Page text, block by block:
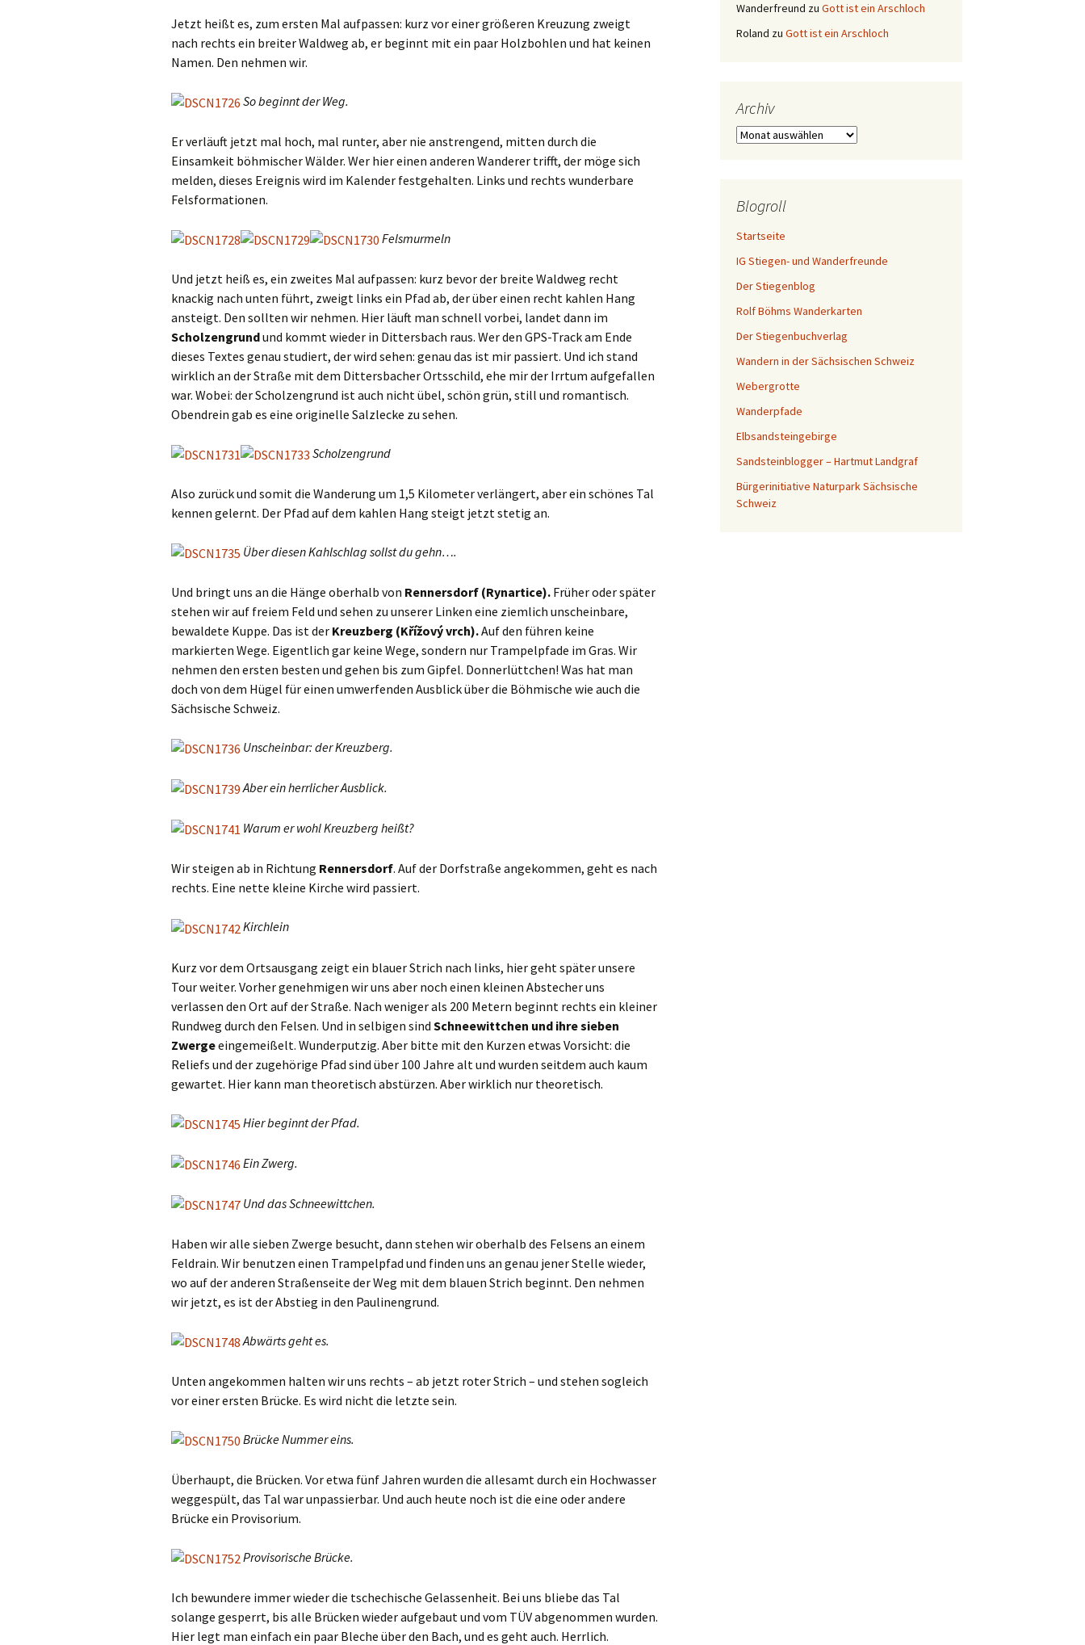
Jetzt heißt es, zum ersten Mal aufpassen: kurz vor einer größeren Kreuzung zweigt
nach rechts ein breiter Waldweg ab, er beginnt mit ein paar Holzbohlen und hat keinen
Namen. Den nehmen wir.
So beginnt der Weg.
Er verläuft jetzt mal hoch, mal runter, aber nie anstrengend, mitten durch die
Einsamkeit böhmischer Wälder. Wer hier einen anderen Wanderer trifft, der möge sich
melden, dieses Ereignis wird im Kalender festgehalten. Links und rechts wunderbare
Felsformationen.
Felsmurmeln
Und jetzt heiß es, ein zweites Mal aufpassen: kurz bevor der breite Waldweg recht
knackig nach unten führt, zweigt links ein Pfad ab, der über einen recht kahlen Hang
ansteigt. Den sollten wir nehmen. Hier läuft man schnell vorbei, landet dann im
Scholzengrundund kommt wieder in Dittersbach raus. Wer den GPS-Track am Ende
dieses Textes genau studiert, der wird sehen: genau das ist mir passiert. Und ich stand
wirklich an der Straße mit dem Dittersbacher Ortsschild, ehe mir der Irrtum aufgefallen
war. Wobei: der Scholzengrund ist auch nicht übel, schön grün, still und romantisch.
Obendrein gab es eine originelle Salzlecke zu sehen.
Scholzengrund
Also zurück und somit die Wanderung um 1,5 Kilometer verlängert, aber ein schönes Tal
kennen gelernt. Der Pfad auf dem kahlen Hang steigt jetzt stetig an.
Über diesen Kahlschlag sollst du gehn….
Und bringt uns an die Hänge oberhalb von Rennersdorf (Rynartice). Früher oder später
stehen wir auf freiem Feld und sehen zu unserer Linken eine ziemlich unscheinbare,
bewaldete Kuppe. Das ist der Kreuzberg (Křížový vrch).Auf den führen keine
markierten Wege. Eigentlich gar keine Wege, sondern nur Trampelpfade im Gras. Wir
nehmen den ersten besten und gehen bis zum Gipfel. Donnerlüttchen! Was hat man
doch von dem Hügel für einen umwerfenden Ausblick über die Böhmische wie auch die
Sächsische Schweiz.
Unscheinbar: der Kreuzberg.
Aber ein herrlicher Ausblick.
Warum er wohl Kreuzberg heißt?
Wir steigen ab in Richtung Rennersdorf. Auf der Dorfstraße angekommen, geht es nach
rechts. Eine nette kleine Kirche wird passiert.
Kirchlein
Kurz vor dem Ortsausgang zeigt ein blauer Strich nach links, hier geht später unsere
Tour weiter. Vorher genehmigen wir uns aber noch einen kleinen Abstecher uns
verlassen den Ort auf der Straße. Nach weniger als 200 Metern beginnt rechts ein kleiner
Rundweg durch den Felsen. Und in selbigen sind Schneewittchen und ihre sieben
Zwergeeingemeißelt. Wunderputzig. Aber bitte mit den Kurzen etwas Vorsicht: die
Reliefs und der zugehörige Pfad sind über 100 Jahre alt und wurden seitdem auch kaum
gewartet. Hier kann man theoretisch abstürzen. Aber wirklich nur theoretisch.
Hier beginnt der Pfad.
Ein Zwerg.
Und das Schneewittchen.
Haben wir alle sieben Zwerge besucht, dann stehen wir oberhalb des Felsens an einem
Feldrain. Wir benutzen einen Trampelpfad und finden uns an genau jener Stelle wieder,
wo auf der anderen Straßenseite der Weg mit dem blauen Strich beginnt. Den nehmen
wir jetzt, es ist der Abstieg in den Paulinengrund.
Abwärts geht es.
Unten angekommen halten wir uns rechts – ab jetzt roter Strich – und stehen sogleich
vor einer ersten Brücke. Es wird nicht die letzte sein.
Brücke Nummer eins.
Überhaupt, die Brücken. Vor etwa fünf Jahren wurden die allesamt durch ein Hochwasser
weggespült, das Tal war unpassierbar. Und auch heute noch ist die eine oder andere
Brücke ein Provisorium.
Provisorische Brücke.
Ich bewundere immer wieder die tschechische Gelassenheit. Bei uns bliebe das Tal
solange gesperrt, bis alle Brücken wieder aufgebaut und vom TÜV abgenommen wurden.
Hier legt man einfach ein paar Bleche über den Bach, und es geht auch. Herrlich.
Wanderfreund zu Gott ist ein Arschloch
Roland zu Gott ist ein Arschloch
Archiv
Archiv
Blogroll
Startseite
IG Stiegen- und Wanderfreunde
Der Stiegenblog
Rolf Böhms Wanderkarten
Der Stiegenbuchverlag
Wandern in der Sächsischen Schweiz
Webergrotte
Wanderpfade
Elbsandsteingebirge
Sandsteinblogger – Hartmut Landgraf
Bürgerinitiative Naturpark Sächsische
Schweiz